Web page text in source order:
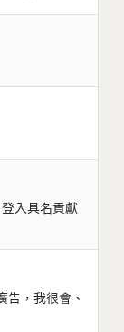
入具名貢獻
告，我很會、